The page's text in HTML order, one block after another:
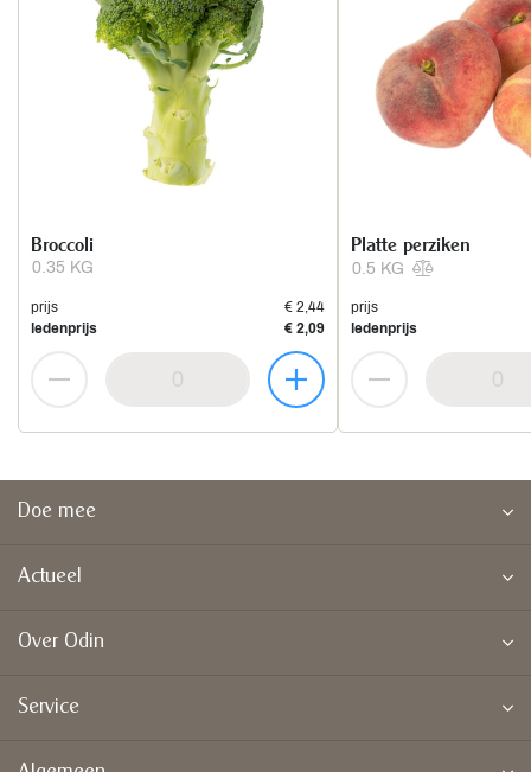
0.35 KG
Broccoli
prijs
€ 2,44
ledenprijs
€ 2,09
0.5 KG
Platte perziken
prijs
ledenprijs
Doe mee
Actueel
Over Odin
Service